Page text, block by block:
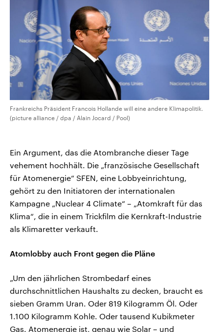
Frankreichs Präsident Francois Hollande will eine andere Klimapolitik.
(picture alliance / dpa / Alain Jocard / Pool)
Ein Argument, das die Atombranche dieser Tage
vehement hochhält. Die „französische Gesellschaft
für Atomenergie“ SFEN, eine Lobbyeinrichtung,
gehört zu den Initiatoren der internationalen
Kampagne „Nuclear 4 Climate“ – „Atomkraft für das
Klima“, die in einem Trickfilm die Kernkraft-Industrie
als Klimaretter verkauft.
Atomlobby auch Front gegen die Pläne
„Um den jährlichen Strombedarf eines
durchschnittlichen Haushalts zu decken, braucht es
sieben Gramm Uran. Oder 819 Kilogramm Öl. Oder
1.100 Kilogramm Kohle. Oder tausend Kubikmeter
Gas. Atomenergie ist, genau wie Solar – und